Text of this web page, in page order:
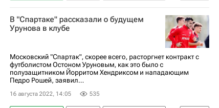
Трансферы
В "Спартаке" рассказали о будущем
Урунова в клубе
Московский "Спартак", скорее всего, расторгнет контракт с
футболистом Остоном Уруновым, как это было с
полузащитником Йорритом Хендриксом и нападающим
Педро Рошей, заявил...
16 августа 2022, 14:05 535